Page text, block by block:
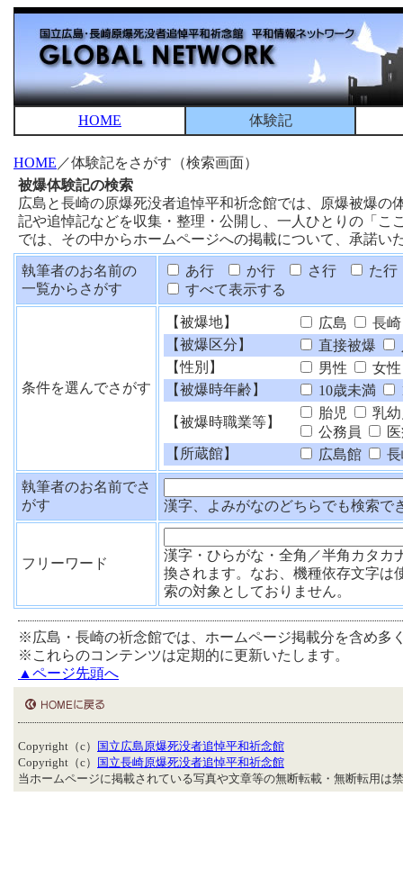
HOME 体験記
HOME ／体験記をさがす（検索画面）
被爆体験記の検索
広島と長崎の原爆死没者追悼平和祈念館では、原爆被爆
記や追悼記などを収集・整理・公開し、一人ひとりの「
では、その中からホームページへの掲載について、承諾い
執筆者のお名前の
一覧からさがす
あ行 か行 さ行
た行
すべて表示する
条件を選んでさがす
【被爆地】 広島
長崎
【被爆区分】
直接被爆
【性別】
男性
女性
【被爆時年齢】
10歳未満
【被爆時職業等】
胎児
乳
公務員
【所蔵館】
広島館
執筆者のお名前でさ
がす
漢字、よみがなのどちらでも検索で
フリーワード
漢字・ひらがな・全角／半角カタカ
換されます。なお、機種依存文字は
索の対象としておりません。
※広島・長崎の祈念館では、ホームページ掲載分を含め多
※これらのコンテンツは定期的に更新いたします。
▲ページ先頭へ
Copyright（c）
国立広島原爆死没者追悼平和祈念館
Copyright（c）
国立長崎原爆死没者追悼平和祈念館
当ホームページに掲載されている写真や文章等の無断転載・無断転用は